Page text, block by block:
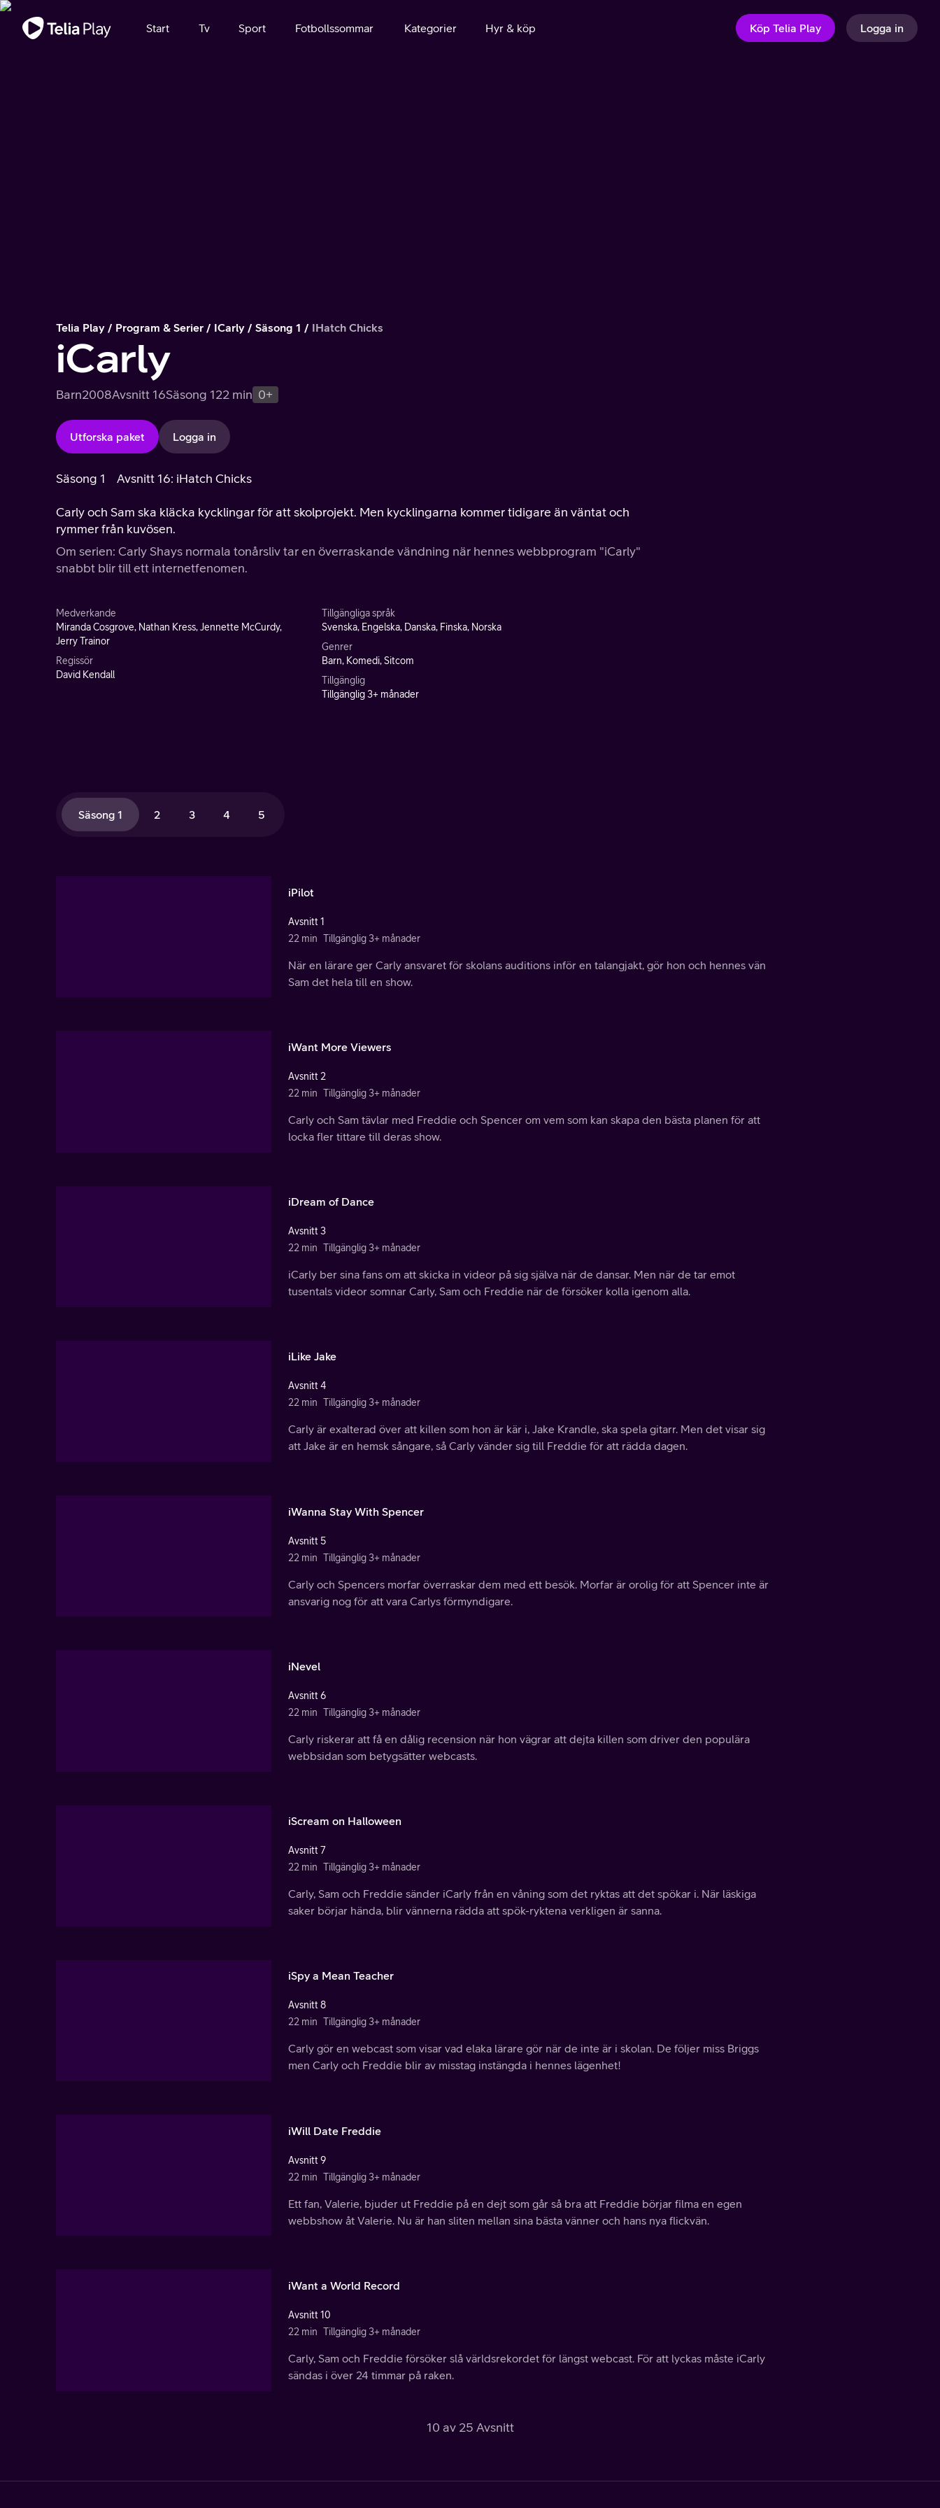
Viktigt meddelande
Start Tv Sport Fotbollssommar Kategorier Hyr & köp Köp Telia Play Logga in
Telia Play Program & Serier ICarly Säsong 1 IHatch Chicks
iCarly
Barn2008Avsnitt 16Säsong 122 min 0+
Utforska paket Logga in
Säsong 1 Avsnitt 16: iHatch Chicks
Carly och Sam ska kläcka kycklingar för att skolprojekt. Men kycklingarna kommer tidigare än väntat och
rymmer från kuvösen.
Om serien: Carly Shays normala tonårsliv tar en överraskande vändning när hennes webbprogram "iCarly"
snabbt blir till ett internetfenomen.
Medverkande
Miranda Cosgrove, Nathan Kress, Jennette McCurdy,
Jerry Trainor
Regissör
David Kendall
Tillgängliga språk
Svenska, Engelska, Danska, Finska, Norska
Genrer
Barn, Komedi, Sitcom
Tillgänglig
Tillgänglig 3+ månader
Säsong 1 2 3 4 5
iPilot
Avsnitt 1
22 min Tillgänglig 3+ månader
När en lärare ger Carly ansvaret för skolans auditions inför en talangjakt, gör hon och hennes vän
Sam det hela till en show.
iWant More Viewers
Avsnitt 2
22 min Tillgänglig 3+ månader
Carly och Sam tävlar med Freddie och Spencer om vem som kan skapa den bästa planen för att
locka fler tittare till deras show.
iDream of Dance
Avsnitt 3
22 min Tillgänglig 3+ månader
iCarly ber sina fans om att skicka in videor på sig själva när de dansar. Men när de tar emot
tusentals videor somnar Carly, Sam och Freddie när de försöker kolla igenom alla.
iLike Jake
Avsnitt 4
22 min Tillgänglig 3+ månader
Carly är exalterad över att killen som hon är kär i, Jake Krandle, ska spela gitarr. Men det visar sig
att Jake är en hemsk sångare, så Carly vänder sig till Freddie för att rädda dagen.
iWanna Stay With Spencer
Avsnitt 5
22 min Tillgänglig 3+ månader
Carly och Spencers morfar överraskar dem med ett besök. Morfar är orolig för att Spencer inte är
ansvarig nog för att vara Carlys förmyndigare.
iNevel
Avsnitt 6
22 min Tillgänglig 3+ månader
Carly riskerar att få en dålig recension när hon vägrar att dejta killen som driver den populära
webbsidan som betygsätter webcasts.
iScream on Halloween
Avsnitt 7
22 min Tillgänglig 3+ månader
Carly, Sam och Freddie sänder iCarly från en våning som det ryktas att det spökar i. När läskiga
saker börjar hända, blir vännerna rädda att spök-ryktena verkligen är sanna.
iSpy a Mean Teacher
Avsnitt 8
22 min Tillgänglig 3+ månader
Carly gör en webcast som visar vad elaka lärare gör när de inte är i skolan. De följer miss Briggs
men Carly och Freddie blir av misstag instängda i hennes lägenhet!
iWill Date Freddie
Avsnitt 9
22 min Tillgänglig 3+ månader
Ett fan, Valerie, bjuder ut Freddie på en dejt som går så bra att Freddie börjar filma en egen
webbshow åt Valerie. Nu är han sliten mellan sina bästa vänner och hans nya flickvän.
iWant a World Record
Avsnitt 10
22 min Tillgänglig 3+ månader
Carly, Sam och Freddie försöker slå världsrekordet för längst webcast. För att lyckas måste iCarly
sändas i över 24 timmar på raken.
10 av 25 Avsnitt